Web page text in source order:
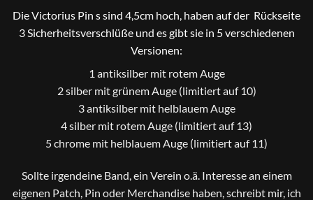
Die Victorius Pin s sind 4,5cm hoch, haben auf der Rückseite
3 Sicherheitsverschlüße und es gibt sie in 5 verschiedenen
Versionen:
1 antiksilber mit rotem Auge
2 silber mit grünem Auge (limitiert auf 10)
3 antiksilber mit helblauem Auge
4 silber mit rotem Auge (limitiert auf 13)
5 chrome mit helblauem Auge (limitiert auf 11)
Sollte irgendeine Band, ein Verein o.ä. Interesse an einem
eigenen Patch, Pin oder Merchandise haben, schreibt mir, ich